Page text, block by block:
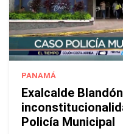
PANAMÁ
Exalcalde
Policía Municipal